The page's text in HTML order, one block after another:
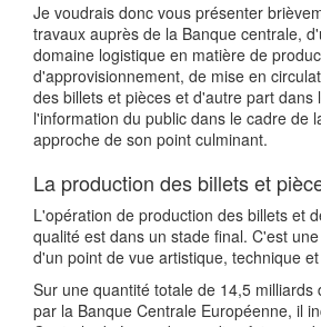
Je voudrais donc vous présenter
travaux auprès de la Banque centrale,
domaine logistique en matière de
d'approvisionnement, de mise en
des billets et pièces et d'autre part dans
l'information du public dans le cadre de
approche de son point culminant.
La production des billets et
L'opération de production des billets et
qualité est dans un stade final. C'est
d'un point de vue artistique, technique
Sur une quantité totale de 14,5 milliards
par la Banque Centrale Européenne, il